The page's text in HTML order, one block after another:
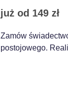
już od 149 zł
Zamów
postojowego.